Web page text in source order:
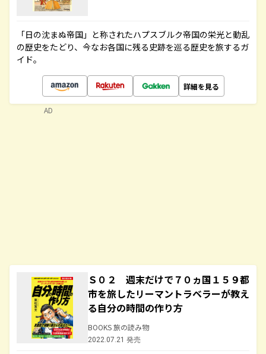
「日の沈まぬ帝国」と称されたハプスブルク帝国の栄光と動乱
の歴史をたどり、今なお各国に残る史跡を巡る歴史を旅するガ
イド。
詳細を見る
Ｓ０２ 週末だけで７０ヵ国１５９都
市を旅したリーマントラベラーが教え
る自分の時間の作り方
BOOKS 旅の読み物
2022.07.21 発売
AD